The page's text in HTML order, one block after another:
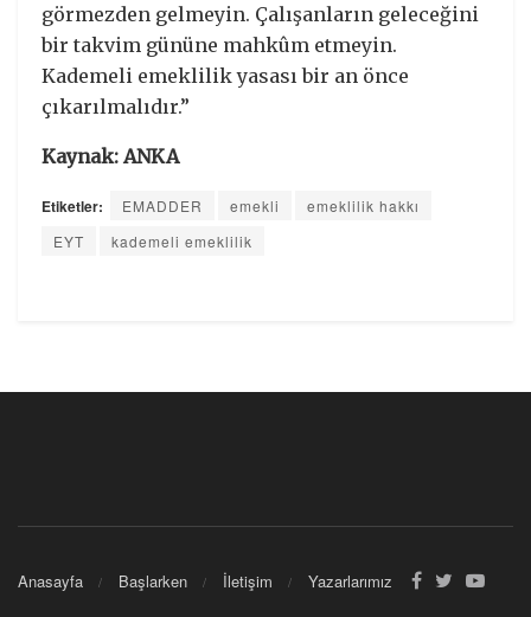
görmezden gelmeyin. Çalışanların geleceğini
bir takvim gününe mahkûm etmeyin.
Kademeli emeklilik yasası bir an önce
çıkarılmalıdır.”
Kaynak: ANKA
Etiketler: EMADDER emekli
emeklilik hakkı
EYT
kademeli emeklilik
Anasayfa Başlarken İletişim Yazarlarımız